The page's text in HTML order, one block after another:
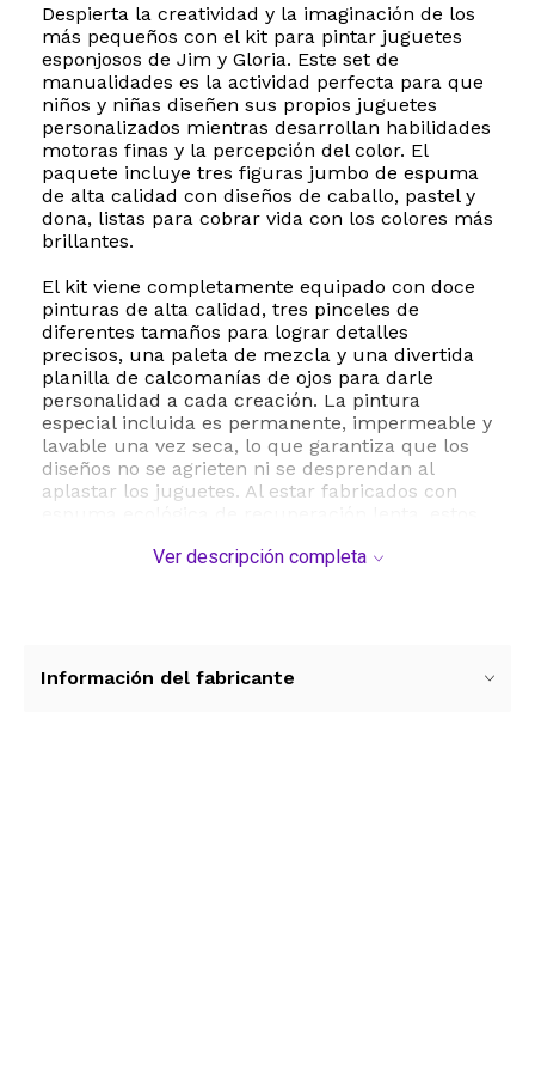
Despierta la creatividad y la imaginación de los
más pequeños con el kit para pintar juguetes
esponjosos de Jim y Gloria. Este set de
manualidades es la actividad perfecta para que
niños y niñas diseñen sus propios juguetes
personalizados mientras desarrollan habilidades
motoras finas y la percepción del color. El
paquete incluye tres figuras jumbo de espuma
de alta calidad con diseños de caballo, pastel y
dona, listas para cobrar vida con los colores más
brillantes.
El kit viene completamente equipado con doce
pinturas de alta calidad, tres pinceles de
diferentes tamaños para lograr detalles
precisos, una paleta de mezcla y una divertida
planilla de calcomanías de ojos para darle
personalidad a cada creación. La pintura
especial incluida es permanente, impermeable y
lavable una vez seca, lo que garantiza que los
diseños no se agrieten ni se desprendan al
aplastar los juguetes. Al estar fabricados con
suave y agradable al tacto.
estrés. Es ideal para fomentar la concentración
Ver descripción completa
Información del fabricante